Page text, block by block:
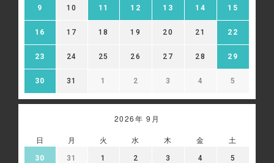
9 10 11 12 13 14 15
16 17 18 19 20 21 22
23 24 25 26 27 28 29
30 31 1 2 3 4 5
2026年 9月
日 月 火 水 木 金 土
30 31 1 2 3 4 5